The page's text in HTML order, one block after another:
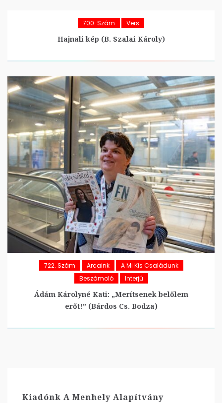
700. Szám Vers
Hajnali kép (B. Szalai Károly)
722. Szám Arcaink
A Mi Kis Családunk
Beszámoló
Interjú
Ádám Károlyné Kati: „Merítsenek belőlem
erőt!” (Bárdos Cs. Bodza)
Kiadónk A Menhely Alapítvány